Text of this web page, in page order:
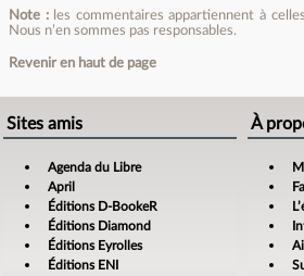
Note :les commentaires appartiennent à
Nous n’en sommes pas responsables.
Revenir en haut de page
Sites amis
Agenda du Libre
April
Éditions D-BookeR
Éditions Diamond
Éditions Eyrolles
Éditions ENI
À